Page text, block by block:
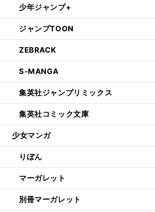
少年ジャンプ+
ジャンプTOON
ZEBRACK
S-MANGA
集英社ジャンプリミックス
集英社コミック文庫
少女マンガ
りぼん
マーガレット
別冊マーガレット